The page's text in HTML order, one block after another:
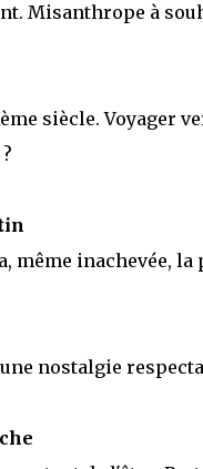
Misanthrope à
siècle. Voyager
même inachevée,
nostalgie